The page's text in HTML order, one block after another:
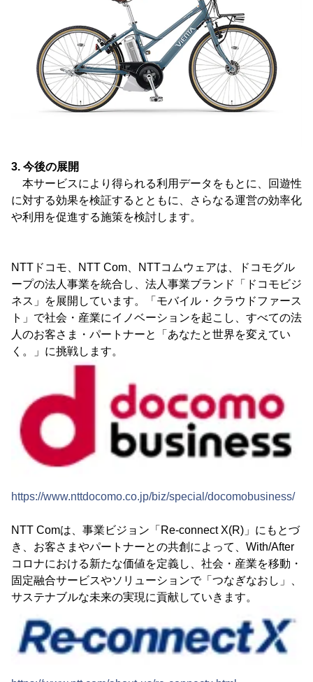
3. 今後の展開
本サービスにより得られる利用データをもとに、回遊性
に対する効果を検証するとともに、さらなる運営の効率化
や利用を促進する施策を検討します。
NTTドコモ、NTT Com、NTTコムウェアは、ドコモグル
ープの法人事業を統合し、法人事業ブランド「ドコモビジ
ネス」を展開しています。「モバイル・クラウドファース
ト」で社会・産業にイノベーションを起こし、すべての法
人のお客さま・パートナーと「あなたと世界を変えてい
く。」に挑戦します。
https://www.nttdocomo.co.jp/biz/special/docomobusiness/
NTT Comは、事業ビジョン「Re-connect X(R)」にもとづ
き、お客さまやパートナーとの共創によって、With/After
コロナにおける新たな価値を定義し、社会・産業を移動・
固定融合サービスやソリューションで「つなぎなおし」、
サステナブルな未来の実現に貢献していきます。